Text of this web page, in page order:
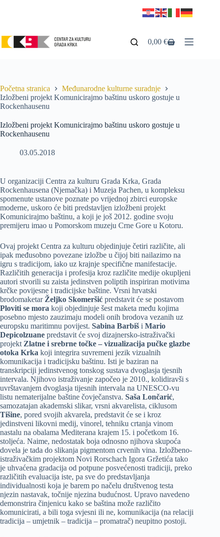
0,00€
Početna stranica
Međunarodne kulturne suradnje
Izložbeni projekt Komunicirajmo baštinu uskoro gostuje u
Rockenhausenu
Izložbeni projekt Komunicirajmo baštinu uskoro gostuje u
Rockenhausenu
03.05.2018
U organizaciji Centra za kulturu Grada Krka, Grada
Rockenhausena (Njemačka) i Muzeja Pachen, u kompleksu
spomenute ustanove poznate po vrijednoj zbirci europske
moderne, uskoro će biti predstavljen izložbeni projekt
Komunicirajmo baštinu, a koji je još 2012. godine svoju
premijeru imao u Pomorskom muzeju Crne Gore u Kotoru.
Ovaj projekt Centra za kulturu objedinjuje četiri različite, ali
ipak međusobno povezane izložbe u čijoj biti nailazimo na
igru s tradicijom, iako uz krajnje specifične manifestacije.
Različitih generacija i profesija kroz različite medije okupljeni
autori stvorili su zaista jedinstven poliptih inspiriran motivima
krčke povijesne i tradicijske baštine. Vrsni hrvatski
brodomaketar Željko Skomeršić predstavit će se postavom
Ploviti se mora koji objedinjuje šest maketa među kojima
posebno mjesto zauzimaju modeli onih brodova vezanih uz
europsku maritimnu povijest. Sabina Barbiš i Mario
Depicolzuane predstavit će svoj dizajnersko-istraživački
projekt Zlatne i srebrne točke – vizualizacija pučke glazbe
otoka Krka koji integrira suvremeni jezik vizualnih
komunikacija i tradicijsku baštinu. Isti je baziran na
transkripciji jedinstvenog tonskog sustava dvoglasja tjesnih
intervala. Njihovo istraživanje započeo je 2010., kolidiravši s
uvrštavanjem dvoglasja tijesnih intervala na UNESCO-vu
listu nematerijalne baštine čovječanstva. Saša Lončarić,
samozatajan akademski slikar, vrsni akvarelista, ciklusom
Tišine, pored svojih akvarela, predstavit će se i kroz
jedinstveni likovni medij, vinorel, tehniku crtanja vinom
nastalu na obalama Mediterana krajem 15. i početkom 16.
stoljeća. Naime, nedostatak boja odnosno njihova skupoća
dovela je tada do slikanja pigmentom crvenih vina. Izložbeno-
istraživačkim projektom Novi Rorschach Igora Gržetića tako
je uhvaćena gradacija od potpune posvećenosti tradiciji, preko
različitih evaluacija iste, pa sve do predstavljanja
individualnosti koja je barem po načelu društvenog testa
njezin nastavak, točnije njezina budućnost. Upravo navedeno
demonstrira činjenicu kako se baština može različito
komunicirati, a bili toga svjesni ili ne, komunikacija (na relaciji
tradicija – umjetnik – tradicija – promatrač) neupitno postoji.